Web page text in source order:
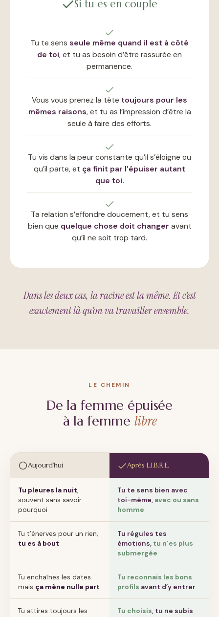
Si tu es en couple
Tu te sens seule même quand il est à côté
de toi, et tu as besoin d’être rassurée en
permanence.
Vous vous prenez la tête toujours pour les
mêmes raisons, et tu as l’impression d’être la
seule à faire des efforts.
Tu vis dans la peur constante qu’il s’éloigne ou
qu’il parte, et ça finit par l’épuiser autant
que toi.
Ta relation s’effondre doucement, et tu sens
bien que quelque chose doit changer avant
qu’il ne soit trop tard.
Dans les deux cas, la racine est la même. Et c’est
exactement là qu’on va travailler ensemble.
LE CHEMIN
De la femme épuisée
à la femme libre
Aujourd’hui Après L.I.B.R.E.
Tu pleures la nuit,
souvent sans savoir
pourquoi
Tu te sens bien avec
toi-même, avec ou sans
homme
Tu t’énerves pour un rien,
tu es à bout
Tu régules tes
émotions, tu n’es plus
submergée
Tu enchaînes les dates
mais ça mène nulle part
Tu reconnais les bons
profils avant d’y entrer
Tu attires toujours les
Tu choisis, tu ne subis